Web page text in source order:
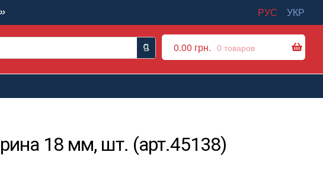
РУС
УКР
0.00 грн. 0 товаров
18 мм, шт. (арт.45138)